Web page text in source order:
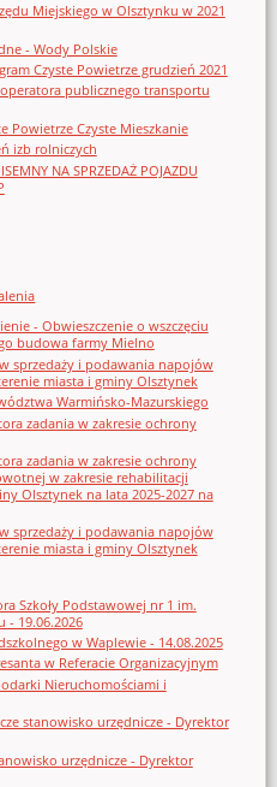
Miejskiego w Olsztynku w 2021
- Wody Polskie
Czyste Powietrze grudzień 2021
publicznego transportu
Powietrze Czyste Mieszkanie
izb rolniczych
NA SPRZEDAŻ POJAZDU
- Obwieszczenie o wszczęciu
budowa farmy Mielno
sprzedaży i podawania napojów
miasta i gminy Olsztynek
Warmińsko-Mazurskiego
zadania w zakresie ochrony
zadania w zakresie ochrony
w zakresie rehabilitacji
Olsztynek na lata 2025-2027 na
sprzedaży i podawania napojów
miasta i gminy Olsztynek
Szkoły Podstawowej nr 1 im.
- 19.06.2026
w Waplewie - 14.08.2025
w Referacie Organizacyjnym
Nieruchomościami i
stanowisko urzędnicze - Dyrektor
urzędnicze - Dyrektor